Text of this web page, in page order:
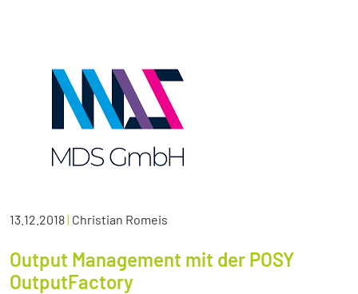
13.12.2018| Christian Romeis
Output Management mit der POSY
OutputFactory